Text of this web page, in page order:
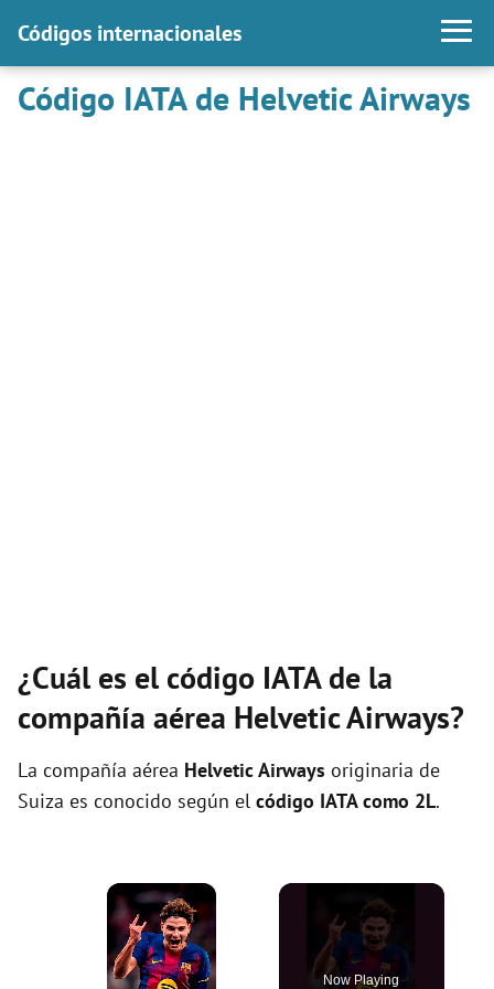
Códigos internacionales
Código IATA de Helvetic Airways
¿Cuál es el código IATA de la
compañía aérea Helvetic Airways?
La compañía aérea Helvetic Airways originaria de
Suiza es conocido según el código IATA como 2L.
×
Now Playing